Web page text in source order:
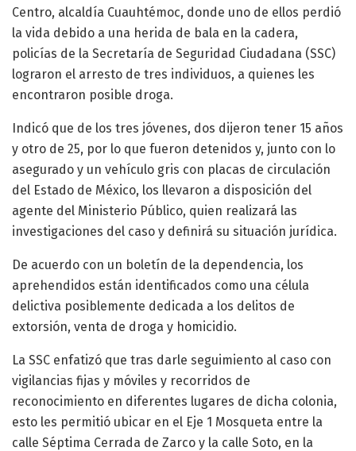
Centro, alcaldía Cuauhtémoc, donde uno de ellos perdió
la vida debido a una herida de bala en la cadera,
policías de la Secretaría de Seguridad Ciudadana (SSC)
lograron el arresto de tres individuos, a quienes les
encontraron posible droga.
Indicó que de los tres jóvenes, dos dijeron tener 15 años
y otro de 25, por lo que fueron detenidos y, junto con lo
asegurado y un vehículo gris con placas de circulación
del Estado de México, los llevaron a disposición del
agente del Ministerio Público, quien realizará las
investigaciones del caso y definirá su situación jurídica.
De acuerdo con un boletín de la dependencia, los
aprehendidos están identificados como una célula
delictiva posiblemente dedicada a los delitos de
extorsión, venta de droga y homicidio.
La SSC enfatizó que tras darle seguimiento al caso con
vigilancias fijas y móviles y recorridos de
reconocimiento en diferentes lugares de dicha colonia,
esto les permitió ubicar en el Eje 1 Mosqueta entre la
calle Séptima Cerrada de Zarco y la calle Soto, en la